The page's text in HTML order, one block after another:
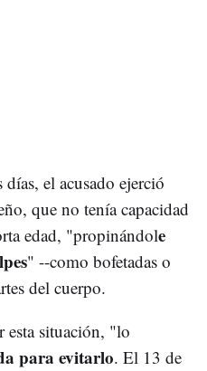
el acusado ejerció
que no tenía capacidad
edad, "propinándole
" --como bofetadas o
del cuerpo.
esta situación, "lo
para evitarlo. El 13 de